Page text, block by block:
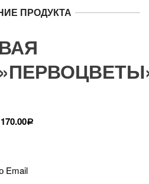
ПРОДУКТА
170.00Р
Email